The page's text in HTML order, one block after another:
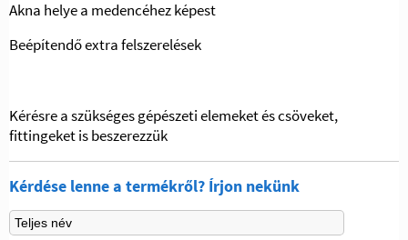
Akna helye a medencéhez képest
Beépítendő extra felszerelések
Kérésre a szükséges gépészeti elemeket és csöveket,
fittingeket is beszerezzük
Kérdése lenne a termékről? Írjon nekünk